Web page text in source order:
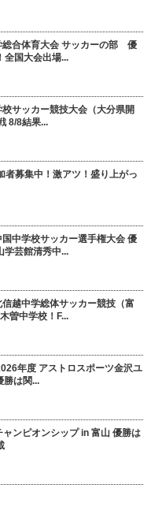
総合体育大会 サッカーの部 優
全国大会出場...
サッカー競技大会（大分県開
8/8結果...
者募集中！激アツ！盛り上がっ
中学校サッカー選手権大会 優
学芸館清秀中...
越中学総体サッカー競技（富
曽中学校！F...
年度 アストロスポーツ金沢ユ
勝は関...
ンピオンシップ in 富山 優勝は